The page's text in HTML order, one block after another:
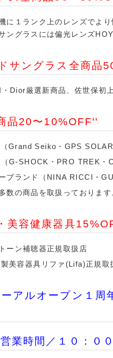
に１ランク上のレンズでよ
ングラスには偏光レンズ
サングラス全商品
Dior厳選新商品、佐世保初
品20〜10%OFF''
Grand Seiko・GPS
G-SHOCK・PRO TREK・
ブランド（NINA RICCI・
数の商品を取扱っております
美容健康器具
ーン補聴器正規取扱店
美容器具リファ(Lifa)正規取
ーアルオープン１周
業時間／１０：０